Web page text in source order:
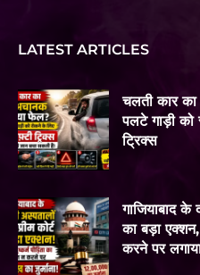
LATEST ARTICLES
चलती कार
पलटे गाड़ी
ट्रिक्स
गाजियाबाद के
का बड़ा एक्शन,
करने पर